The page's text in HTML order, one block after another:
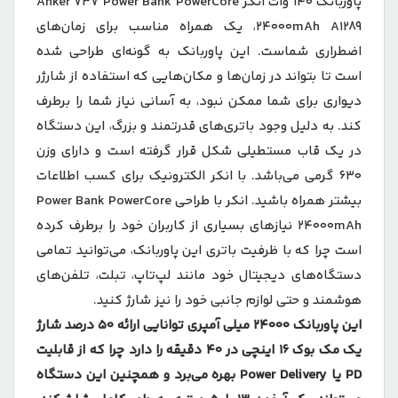
24000mAh A1289، یک همراه مناسب برای زمان‌های
اضطراری شماست. این پاوربانک به گونه‌ای طراحی شده
است تا بتواند در زمان‌ها و مکان‌هایی که استفاده از شارژر
دیواری برای شما ممکن نبود، به آسانی نیاز شما را برطرف
کند. به دلیل وجود باتری‌های قدرتمند و بزرگ، این دستگاه
در یک قاب مستطیلی شکل قرار گرفته است و دارای وزن
630 گرمی می‌باشد. با انکر الکترونیک برای کسب اطلاعات
بیشتر همراه باشید. انکر با طراحی Power Bank PowerCore
24000mAh نیازهای بسیاری از کاربران خود را برطرف کرده
است چرا که با ظرفیت باتری این پاوربانک، می‌توانید تمامی
دستگاه‌های دیجیتال خود مانند لپ‌تاپ، تبلت، تلفن‌های
هوشمند و حتی لوازم جانبی خود را نیز شارژ کنید.
این پاوربانک 24000 میلی آمپری توانایی ارائه 50 درصد شارژ
یک مک بوک 16 اینچی در 40 دقیقه را دارد چرا که از قابلیت
PD یا Power Delivery بهره می‌برد و همچنین این دستگاه